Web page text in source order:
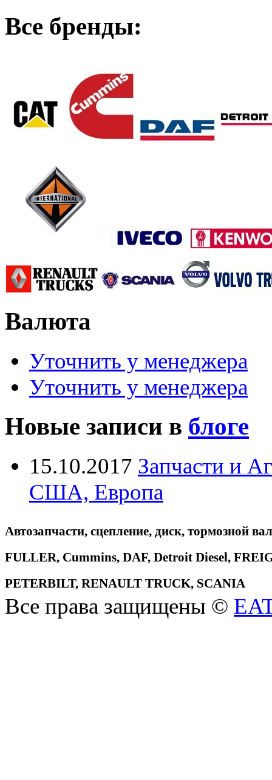
Все бренды:
Валюта
Уточнить у менеджера
Уточнить у менеджера
Новые записи в блоге
15.10.2017 Запчасти и
США, Европа
Автозапчасти, сцепление, диск, тормозной
FULLER, Cummins, DAF, Detroit Diesel,
PETERBILT, RENAULT TRUCK, SCANIA
Все права защищены ©